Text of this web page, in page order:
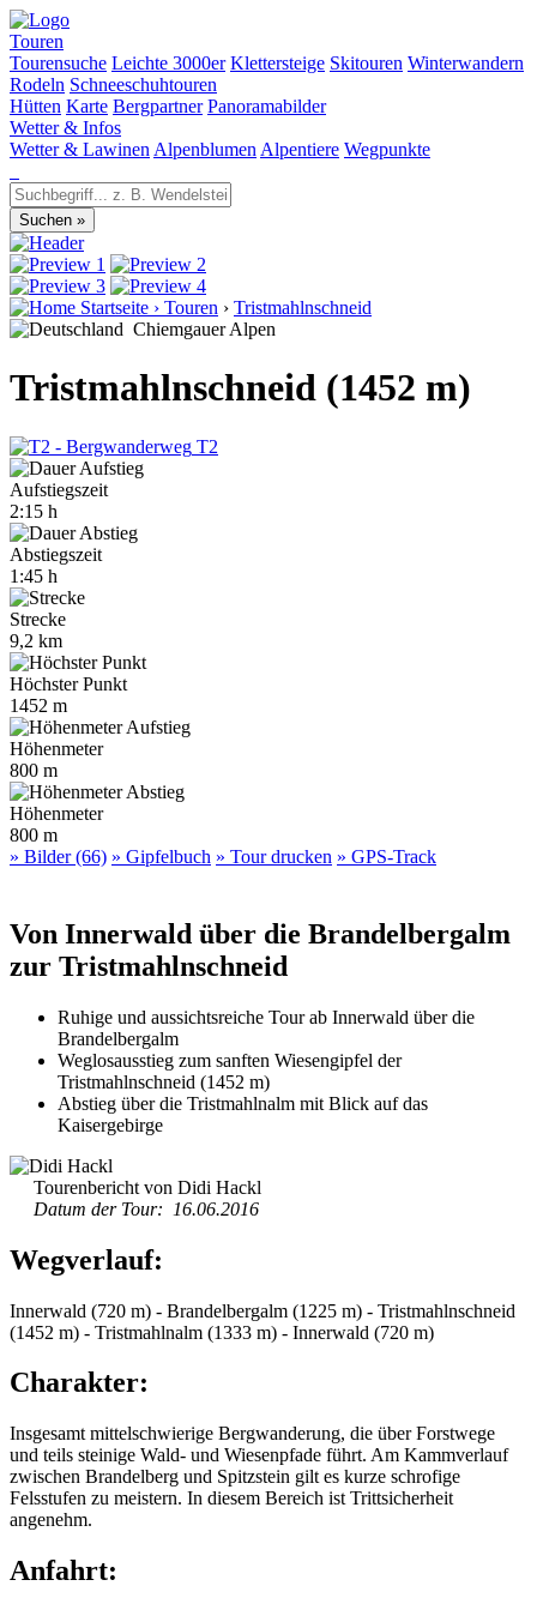
Touren
Tourensuche Leichte 3000er Klettersteige Skitouren Winterwandern
Rodeln Schneeschuhtouren
Hütten Karte Bergpartner Panoramabilder
Wetter & Infos
Wetter & Lawinen Alpenblumen Alpentiere Wegpunkte
Startseite › Touren › Tristmahlnschneid
Chiemgauer Alpen
Tristmahlnschneid (1452 m)
T2
Aufstiegszeit
2:15 h
Abstiegszeit
1:45 h
Strecke
9,2 km
Höchster Punkt
1452 m
Höhenmeter
800 m
Höhenmeter
800 m
» Bilder (66) » Gipfelbuch » Tour drucken » GPS-Track
Von Innerwald über die Brandelbergalm
zur Tristmahlnschneid
Ruhige und aussichtsreiche Tour ab Innerwald über die
Brandelbergalm
Weglosausstieg zum sanften Wiesengipfel der
Tristmahlnschneid (1452 m)
Abstieg über die Tristmahlnalm mit Blick auf das
Kaisergebirge
Tourenbericht von Didi Hackl
Datum der Tour: 16.06.2016
Wegverlauf:
Innerwald (720 m) - Brandelbergalm (1225 m) - Tristmahlnschneid
(1452 m) - Tristmahlnalm (1333 m) - Innerwald (720 m)
Charakter:
Insgesamt mittelschwierige Bergwanderung, die über Forstwege
und teils steinige Wald- und Wiesenpfade führt. Am Kammverlauf
zwischen Brandelberg und Spitzstein gilt es kurze schrofige
Felsstufen zu meistern. In diesem Bereich ist Trittsicherheit
angenehm.
Anfahrt: